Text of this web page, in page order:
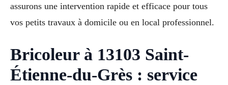
assurons une intervention rapide et efficace pour tous
vos petits travaux à domicile ou en local professionnel.
Bricoleur à 13103 Saint-
Étienne-du-Grès : service